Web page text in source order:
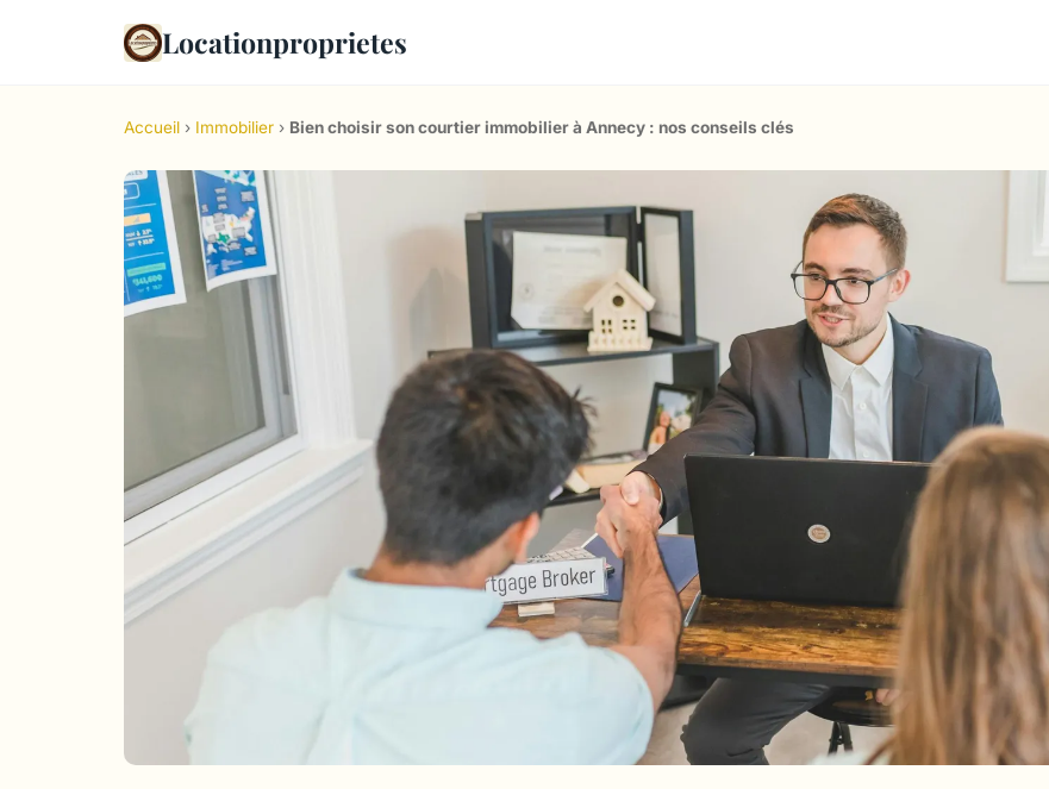
Locationproprietes
Accueil › Immobilier › Bien choisir son courtier immobilier à Annecy : nos conseils clés